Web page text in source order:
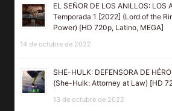
EL SEÑOR DE LOS ANILLOS: LOS
Temporada 1 [2022] (Lord of the
Power) [HD 720p, Latino, MEGA]
14 de octubre de 2022
SHE-HULK: DEFENSORA DE
(She-Hulk: Attorney at Law) [HD
13 de octubre de 2022